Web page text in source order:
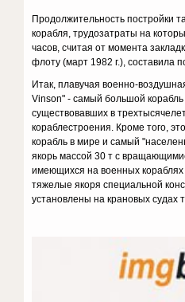
Продолжительность постройки
корабля, трудозатраты на
часов, считая от момента
флоту (март 1982 г.), составила
Итак, плавучая военно-
Vinson" - самый большой корабль
существовавших в
кораблестроения. Кроме того,
корабль в мире и самый
якорь массой 30 т с
имеющихся на военных
тяжелые якоря специальной
установлены на крановых судах